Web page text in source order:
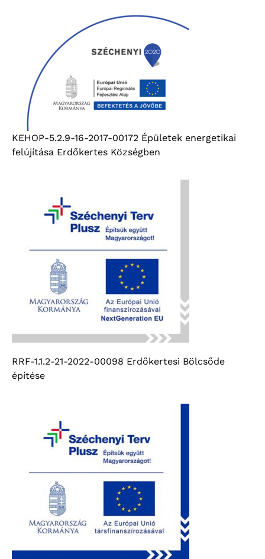
KEHOP-5.2.9-16-2017-00172 Épületek energetikai
felújítása Erdőkertes Községben
RRF-1.1.2-21-2022-00098 Erdőkertesi Bölcsőde
építése